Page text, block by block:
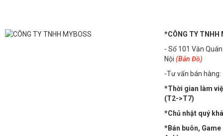
*CÔNG TY TNHH
- Số 101 Văn
Nội (Bản Đồ)
-Tư vấn bán hàng:
*Thời gian làm
(T2->T7)
*Chủ nhật quý
*Bán buôn, Game